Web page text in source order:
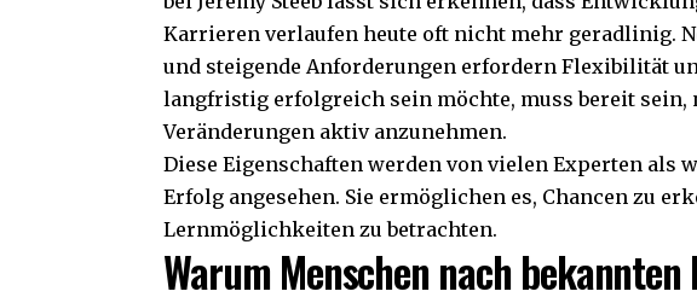
Karrieren verlaufen heute oft nicht mehr geradlinig.
und steigende Anforderungen erfordern Flexibilität
langfristig erfolgreich sein möchte, muss bereit sein,
Veränderungen aktiv anzunehmen.
Diese Eigenschaften werden von vielen Experten als
Erfolg angesehen. Sie ermöglichen es, Chancen zu
Lernmöglichkeiten zu betrachten.
Warum Menschen nach